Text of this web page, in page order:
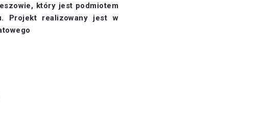
który jest podmiotem
Projekt realizowany jest w